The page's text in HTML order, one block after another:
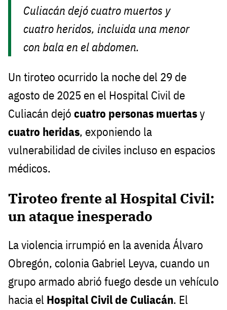
Culiacán dejó cuatro muertos y
cuatro heridos, incluida una menor
con bala en el abdomen.
Un tiroteo ocurrido la noche del 29 de
agosto de 2025 en el Hospital Civil de
Culiacán dejó cuatro personas muertasy
cuatro heridas, exponiendo la
vulnerabilidad de civiles incluso en espacios
médicos.
Tiroteo frente al Hospital Civil:
un ataque inesperado
La violencia irrumpió en la avenida Álvaro
Obregón, colonia Gabriel Leyva, cuando un
grupo armado abrió fuego desde un vehículo
hacia el Hospital Civil de Culiacán. El